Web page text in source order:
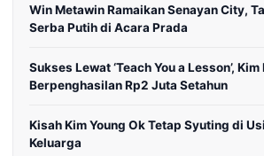
Win Metawin Ramaikan Senayan City,
Serba Putih di Acara Prada
Sukses Lewat ‘Teach You a Lesson’,
Berpenghasilan Rp2 Juta Setahun
Kisah Kim Young Ok Tetap Syuting di
Keluarga